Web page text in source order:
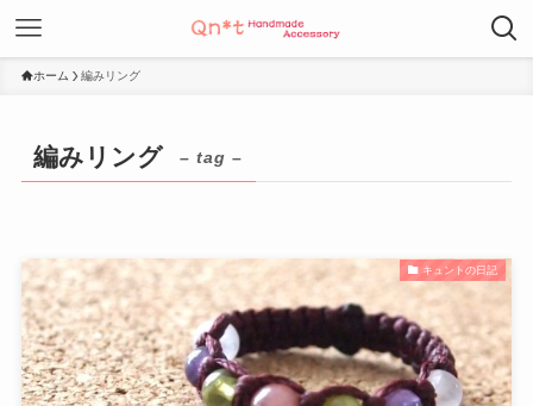
ホーム 編みリング
編みリング – tag –
キュントの日記